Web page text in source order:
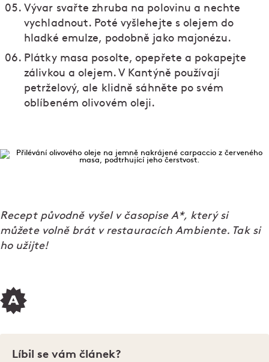
Vývar svařte zhruba na polovinu a nechte
vychladnout. Poté vyšlehejte s olejem do
hladké emulze, podobně jako majonézu.
Plátky masa posolte, opepřete a pokapejte
zálivkou a olejem. V Kantýně používají
petrželový, ale klidně sáhněte po svém
oblíbeném olivovém oleji.
Recept původně vyšel v časopise A*, který si
můžete volně brát v restauracích Ambiente. Tak si
ho užijte!
Líbil se vám článek?